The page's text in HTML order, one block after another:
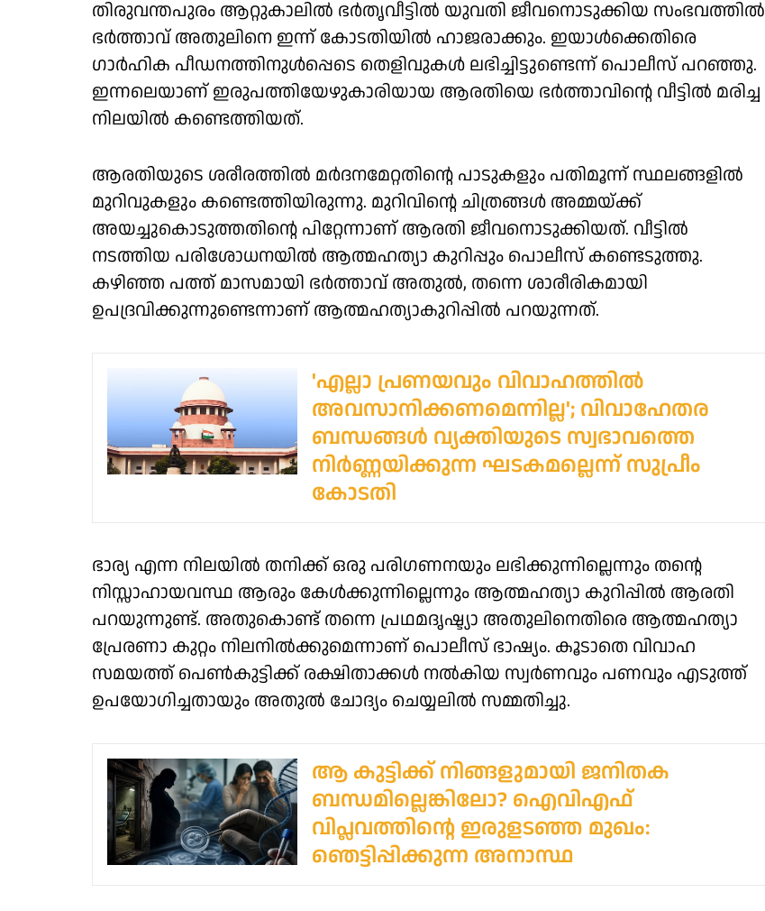
തിരുവന്തപുരം ആറ്റുകാലിൽ ഭർതൃവീട്ടിൽ യുവതി ജീവനൊടുക്കിയ സംഭവത്തിൽ
ഭർത്താവ് അതുലിനെ ഇന്ന് കോടതിയിൽ ഹാജരാക്കും. ഇയാൾക്കെതിരെ ​
ഗാർഹിക പീഡനത്തിനുൾപ്പെടെ തെളിവുകൾ ലഭിച്ചിട്ടുണ്ടെന്ന് പൊലീസ് പറഞ്ഞു.
ഇന്നലെയാണ് ഇരുപത്തിയേഴുകാരിയായ ആരതിയെ ഭർത്താവിന്റെ വീട്ടിൽ മരിച്ച
നിലയിൽ കണ്ടെത്തിയത്.
ആരതിയുടെ ശരീരത്തിൽ മർദനമേറ്റതിന്റെ പാടുകളും പതിമൂന്ന് സ്ഥലങ്ങളിൽ
മുറിവുകളും കണ്ടെത്തിയിരുന്നു. മുറിവിന്റെ ചിത്രങ്ങൾ അമ്മയ്ക്ക്
അയച്ചുകൊടുത്തതിന്റെ പിറ്റേന്നാണ് ആരതി ജീവനൊടുക്കിയത്. വീട്ടിൽ
നടത്തിയ പരിശോധനയിൽ ആത്മഹത്യാ കുറിപ്പും പൊലീസ് കണ്ടെടുത്തു.
കഴിഞ്ഞ പത്ത് മാസമായി ഭർത്താവ് അതുൽ, തന്നെ ശാരീരികമായി
ഉപദ്രവിക്കുന്നുണ്ടെന്നാണ് ആത്മഹത്യാകുറിപ്പിൽ പറയുന്നത്.
'എല്ലാ പ്രണയവും വിവാഹത്തിൽ
അവസാനിക്കണമെന്നില്ല'; വിവാഹേതര
ബന്ധങ്ങൾ വ്യക്തിയുടെ സ്വഭാവത്തെ
നിർണ്ണയിക്കുന്ന ഘടകമല്ലെന്ന് സുപ്രീം
കോടതി
ഭാര്യ എന്ന നിലയിൽ തനിക്ക് ഒരു പരി​ഗണനയും ലഭിക്കുന്നില്ലെന്നും തന്റെ
നിസ്സാഹായവസ്ഥ ആരും കേൾക്കുന്നില്ലെന്നും ആത്മഹത്യാ കുറിപ്പിൽ ആരതി
പറയുന്നുണ്ട്. അതുകൊണ്ട് തന്നെ പ്രഥമദൃഷ്ട്യാ അതുലിനെതിരെ ആത്മഹത്യാ
പ്രേരണാ കുറ്റം നിലനിൽക്കുമെന്നാണ് പൊലീസ് ഭാഷ്യം. കൂടാതെ വിവാഹ
സമയത്ത് പെൺകുട്ടിക്ക് രക്ഷിതാക്കൾ നൽകിയ സ്വർണവും പണവും എടുത്ത്
ഉപയോ​ഗിച്ചതായും അതുൽ ചോദ്യം ചെയ്യലിൽ സമ്മതിച്ചു.
ആ കുട്ടിക്ക് നിങ്ങളുമായി ജനിതക
ബന്ധമില്ലെങ്കിലോ? ഐവിഎഫ്
വിപ്ലവത്തിന്റെ ഇരുളടഞ്ഞ മുഖം:
ഞെട്ടിപ്പിക്കുന്ന അനാസ്ഥ